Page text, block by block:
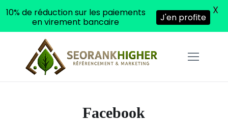
Facebook
10% de réduction sur les paiements
en virement bancaire
J'en profite
X